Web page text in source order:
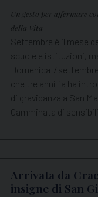
Un gesto per affermare
della Vita
Settembre è il mese
scuole e istituzioni,
Domenica 7
che tre anni fa ha
di gravidanza a San
Camminata di
Arrivata da
insigne di San